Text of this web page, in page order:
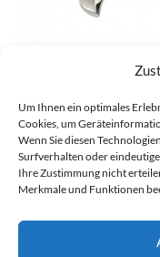
Um Ihnen ein optimales
Cookies, um
Wenn Sie diesen
Surfverhalten oder
Ihre Zustimmung nicht
Merkmale und Funktionen
Boccia Anhänger –
€59,00
Alle